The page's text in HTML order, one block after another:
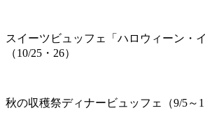
スイーツビュッフェ「ハロウィーン・
（10/25・26）
秋の収穫祭ディナービュッフェ（9/5～